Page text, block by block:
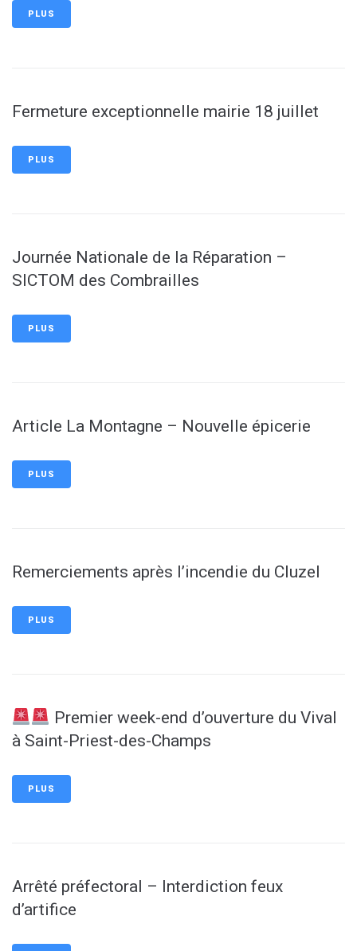
PLUS
Fermeture exceptionnelle mairie 18 juillet
PLUS
Journée Nationale de la Réparation –
SICTOM des Combrailles
PLUS
Article La Montagne – Nouvelle épicerie
PLUS
Remerciements après l’incendie du Cluzel
PLUS
Premier week-end d’ouverture du Vival
à Saint-Priest-des-Champs
PLUS
Arrêté préfectoral – Interdiction feux
d’artifice